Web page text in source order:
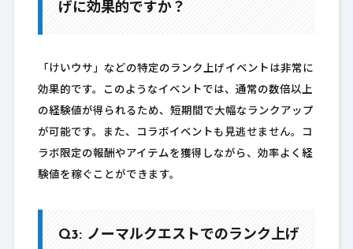
げに効果的ですか？
「けいウサ」などの特定のランク上げイベントは非常に
効果的です。このようなイベントでは、通常の数倍以上
の経験値が得られるため、短期間で大幅なランクアップ
が可能です。また、コラボイベントも見逃せません。コ
ラボ限定の報酬やアイテムを獲得しながら、効率よく経
験値を稼ぐことができます。
Q3: ノーマルクエストでのランク上げ